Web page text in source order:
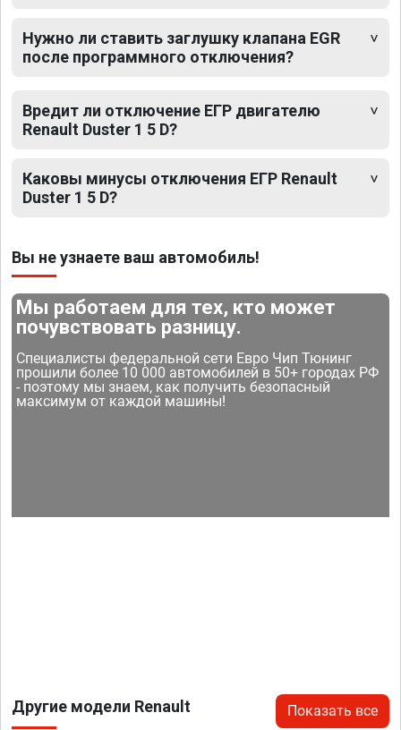
Нужно ли ставить заглушку клапана EGR
после программного отключения?
Вредит ли отключение ЕГР двигателю
Renault Duster 1 5 D?
Каковы минусы отключения ЕГР Renault
Duster 1 5 D?
Вы не узнаете ваш автомобиль!
Мы работаем для тех, кто может
почувствовать разницу.
Специалисты федеральной сети Евро Чип Тюнинг
прошили более 10 000 автомобилей в 50+ городах РФ
- поэтому мы знаем, как получить безопасный
максимум от каждой машины!
Другие модели Renault Показать все